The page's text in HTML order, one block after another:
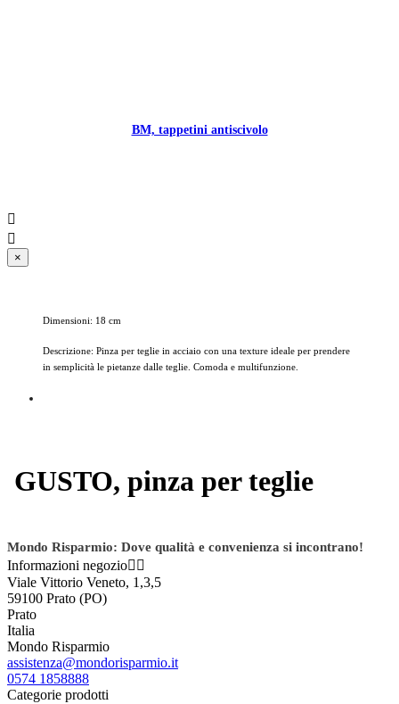
BM, tappetini antiscivolo


×
Dimensioni: 18 cm
Descrizione: Pinza per teglie in acciaio con una texture ideale per prendere
in semplicità le pietanze dalle teglie. Comoda e multifunzione.
GUSTO, pinza per teglie
Mondo Risparmio: Dove qualità e convenienza si incontrano!
Informazioni negozio 
Viale Vittorio Veneto, 1,3,5
59100 Prato (PO)
Prato
Italia
Mondo Risparmio
assistenza@mondorisparmio.it
0574 1858888
Categorie prodotti